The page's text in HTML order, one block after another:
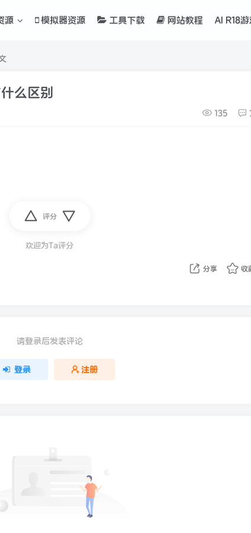
源 模拟器资源 工具下载 网站教程 AI R18
么区别
135
评分
欢迎为Ta评分
分享 收
请登录后发表评论
登录 注册